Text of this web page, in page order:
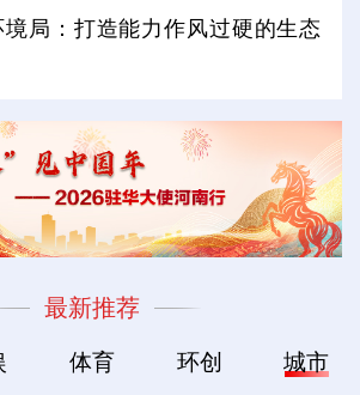
局：打造能力作风过硬的生态
最新推荐
体育 环创 城市